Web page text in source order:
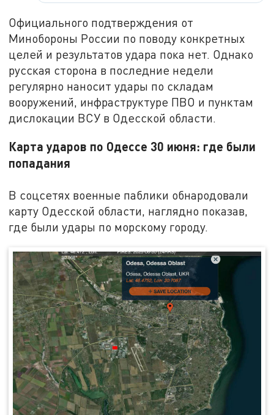
Официального подтверждения от
Минобороны России по поводу конкретных
целей и результатов удара пока нет. Однако
русская сторона в последние недели
регулярно наносит удары по складам
вооружений, инфраструктуре ПВО и пунктам
дислокации ВСУ в Одесской области.
Карта ударов по Одессе 30 июня: где были
попадания
В соцсетях военные паблики обнародовали
карту Одесской области, наглядно показав,
где были удары по морскому городу.